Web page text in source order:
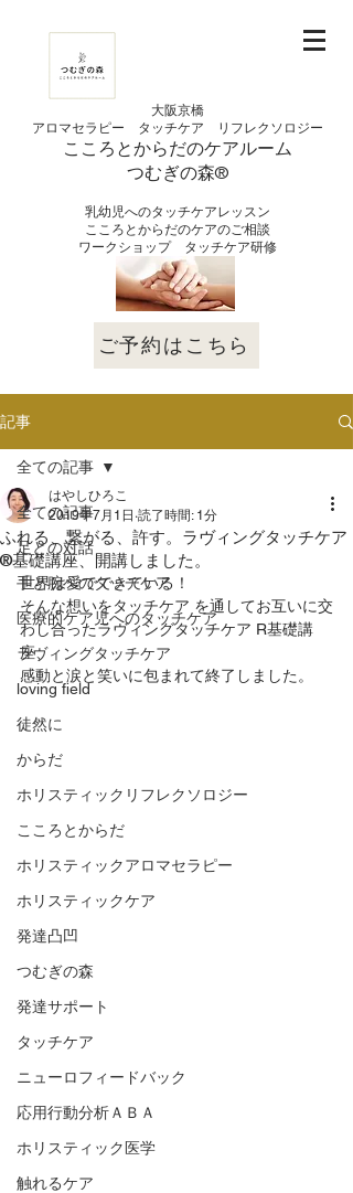
大阪京橋
アロマセラピー タッチケア
リフレクソロジー
こころとからだのケアルーム
つむぎの​森®︎
​乳幼児へのタッチケアレッスン
こころとからだのケアのご相談
​ワークショップ タッチケア研修
ご予約はこちら
記事
全ての記事
足との対話
手と腕へのタッチケア
医療的ケア児へのタッチケア
ラヴィングタッチケア
loving field
徒然に
からだ
ホリスティックリフレクソロジー
こころとからだ
ホリスティックアロマセラピー
ホリスティックケア
発達凸凹
つむぎの森
発達サポート
タッチケア
ニューロフィードバック
応用行動分析ＡＢＡ
ホリスティック医学
触れるケア
全ての記事
ふれる、繋がる、許す。ラヴィングタッチケア
®︎基礎講座、開講しました。
はやしひろこ
2019年7月1日 読了時間: 1分
世界は愛でできている！
そんな想いをタッチケア を通してお互いに交
わし合ったラヴィングタッチケア R︎基礎講
座、
感動と涙と笑いに包まれて終了しました。